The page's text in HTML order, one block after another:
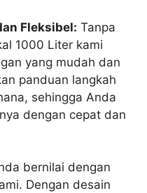
Fleksibel: Tanpa
1000 Liter kami
yang mudah dan
panduan langkah
sehingga Anda
dengan cepat dan
bernilai dengan
Dengan desain